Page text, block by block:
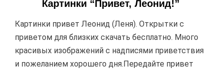
Картинки “Привет, Леонид!”
Картинки привет Леонид (Леня). Открытки с
приветом для близких скачать бесплатно. Много
красивых изображений с надписями приветствия
и пожеланием хорошего дня.Передайте привет